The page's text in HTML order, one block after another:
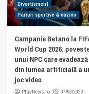
Divertisment
Pariuri sportive & cazino
Campanie Betano la
World Cup 2026:
unui NPC care evadează
din lumea artificială a
joc video
PlayNews.ro 07/06/2026